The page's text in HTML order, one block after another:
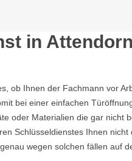
in
ob Ihnen der Fachmann vor
bei einer einfachen
oder Materialien die gar
Schlüsseldienstes Ihnen
wegen solchen fällen auf